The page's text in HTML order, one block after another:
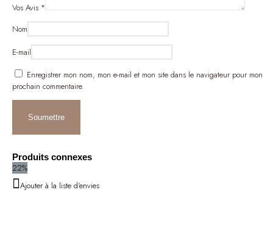
Vos Avis *
Nom
E-mail
Enregistrer mon nom, mon e-mail et mon site dans le navigateur pour mon
prochain commentaire.
Produits connexes
22%
Ajouter à la liste d'envies